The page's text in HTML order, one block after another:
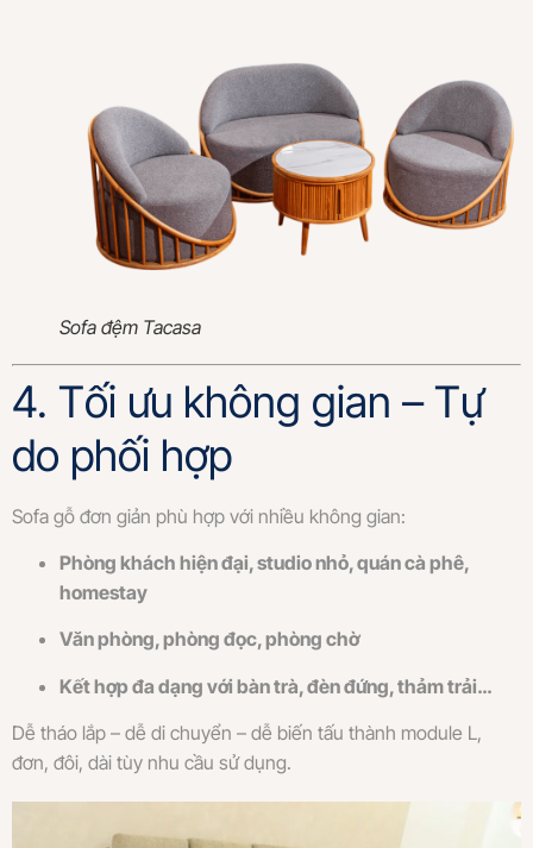
Sofa đệm Tacasa
4. Tối ưu không gian – Tự
do phối hợp
Sofa gỗ đơn giản phù hợp với nhiều không gian:
Phòng khách hiện đại, studio nhỏ, quán cà phê,
homestay
Văn phòng, phòng đọc, phòng chờ
Kết hợp đa dạng với bàn trà, đèn đứng, thảm trải…
Dễ tháo lắp – dễ di chuyển – dễ biến tấu thành module L,
đơn, đôi, dài tùy nhu cầu sử dụng.